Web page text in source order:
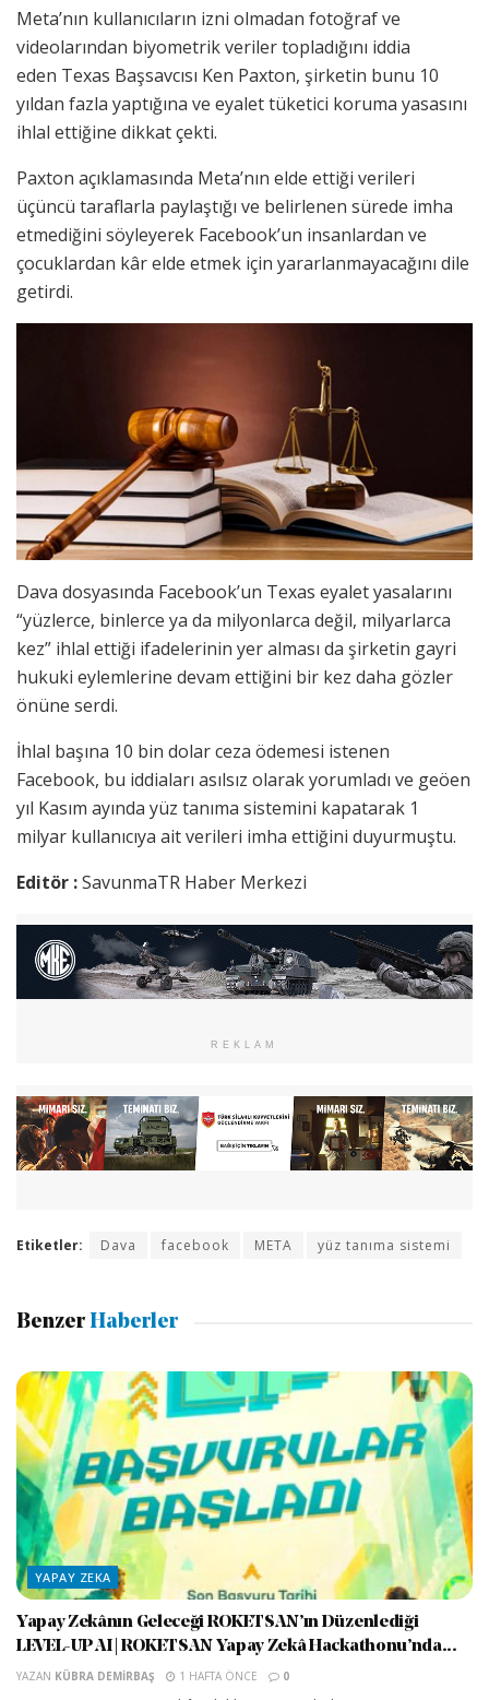
Meta’nın kullanıcıların izni olmadan fotoğraf ve
videolarından biyometrik veriler topladığını iddia
eden Texas Başsavcısı Ken Paxton, şirketin bunu 10
yıldan fazla yaptığına ve eyalet tüketici koruma yasasını
ihlal ettiğine dikkat çekti.
Paxton açıklamasında Meta’nın elde ettiği verileri
üçüncü taraflarla paylaştığı ve belirlenen sürede imha
etmediğini söyleyerek Facebook’un insanlardan ve
çocuklardan kâr elde etmek için yararlanmayacağını dile
getirdi.
Dava dosyasında Facebook’un Texas eyalet yasalarını
“yüzlerce, binlerce ya da milyonlarca değil, milyarlarca
kez” ihlal ettiği ifadelerinin yer alması da şirketin gayri
hukuki eylemlerine devam ettiğini bir kez daha gözler
önüne serdi.
İhlal başına 10 bin dolar ceza ödemesi istenen
Facebook, bu iddiaları asılsız olarak yorumladı ve geöen
yıl Kasım ayında yüz tanıma sistemini kapatarak 1
milyar kullanıcıya ait verileri imha ettiğini duyurmuştu.
Editör :SavunmaTR Haber Merkezi
REKLAM
Etiketler: Dava facebook META yüz tanıma sistemi
Benzer Haberler
YAPAY ZEKA
Yapay Zekânın Geleceği ROKETSAN’ın Düzenlediği
LEVEL-UP AI | ROKETSAN Yapay Zekâ Hackathonu’nda...
YAZAN KÜBRA DEMIRBAŞ 1 HAFTA ÖNCE 0